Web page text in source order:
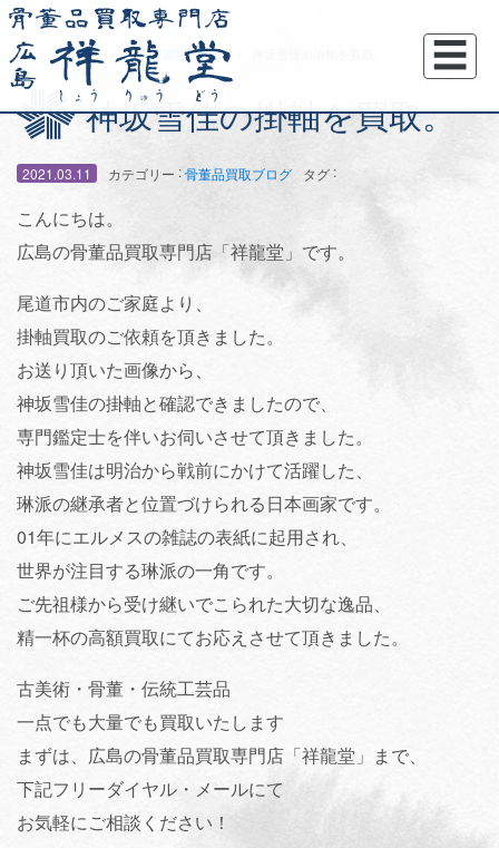
☰
トップページ 骨董品買取ブログ
神坂雪佳の掛軸を買取。
2021.03.11 カテゴリー :骨董品買取ブログ タグ :
こんにちは。
広島の骨董品買取専門店「祥龍堂」です。
尾道市内のご家庭より、
掛軸買取のご依頼を頂きました。
お送り頂いた画像から、
神坂雪佳の掛軸と確認できましたので、
専門鑑定士を伴いお伺いさせて頂きました。
神坂雪佳は明治から戦前にかけて活躍した、
琳派の継承者と位置づけられる日本画家です。
01年にエルメスの雑誌の表紙に起用され、
世界が注目する琳派の一角です。
ご先祖様から受け継いでこられた大切な逸品、
精一杯の高額買取にてお応えさせて頂きました。
古美術・骨董・伝統工芸品
一点でも大量でも買取いたします
まずは、広島の骨董品買取専門店「祥龍堂」まで、
下記フリーダイヤル・メールにて
お気軽にご相談ください！